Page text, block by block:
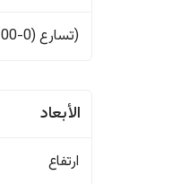
(تسارع (0-100كم/ ساعة
الأبعاد
ارتفاع